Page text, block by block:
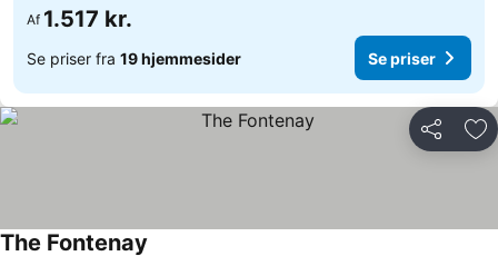
Af 1.517 kr.
Se priser fra 19 hjemmesider Se priser
Del
The Fontenay